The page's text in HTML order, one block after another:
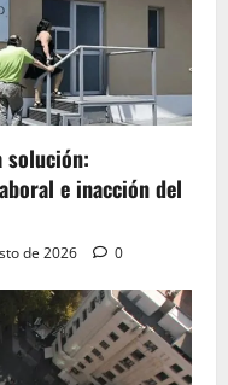
solución:
e inacción del
de 2026 0